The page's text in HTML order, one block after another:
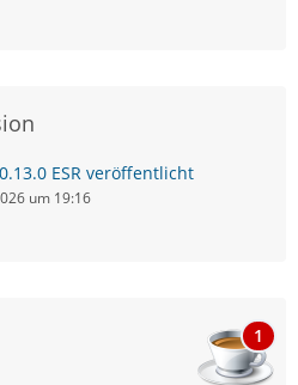
ESR veröffentlicht
um 19:16
1